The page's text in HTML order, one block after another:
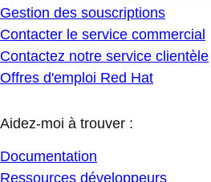
Gestion des souscriptions
Contacter le service commercial
Contactez notre service clientèle
Offres d'emploi Red Hat
Aidez-moi à trouver :
Documentation
Ressources développeurs